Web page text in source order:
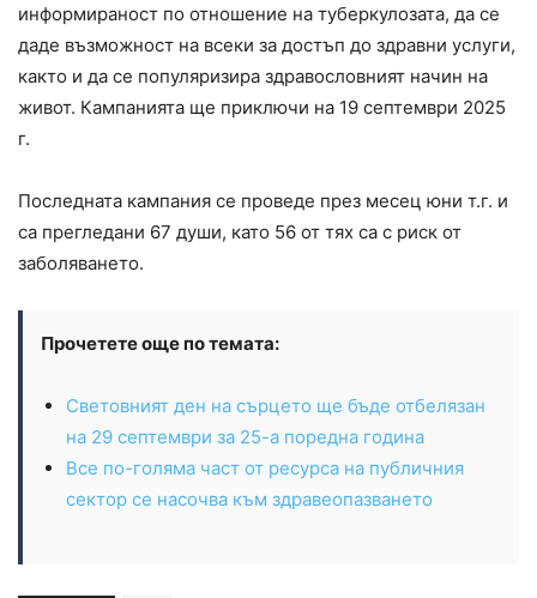
информираност по отношение на туберкулозата, да се
даде възможност на всеки за достъп до здравни услуги,
както и да се популяризира здравословният начин на
живот. Кампанията ще приключи на 19 септември 2025
г.
Последната кампания се проведе през месец юни т.г. и
са прегледани 67 души, като 56 от тях са с риск от
заболяването.
Прочетете още по темата:
Световният ден на сърцето ще бъде отбелязан
на 29 септември за 25-а поредна година
Все по-голяма част от ресурса на публичния
сектор се насочва към здравеопазването